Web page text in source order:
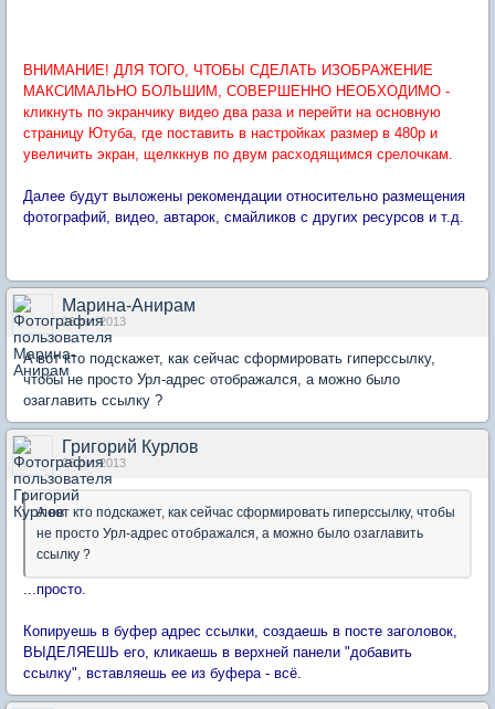
ВНИМАНИЕ! ДЛЯ ТОГО, ЧТОБЫ СДЕЛАТЬ ИЗОБРАЖЕНИЕ
МАКСИМАЛЬНО БОЛЬШИМ, СОВЕРШЕННО НЕОБХОДИМО -
кликнуть по экранчику видео два раза и перейти на основную
страницу Ютуба, где поставить в настройках размер в 480p и
увеличить экран, щелккнув по двум расходящимся срелочкам.
Далее будут выложены рекомендации относительно размещения
фотографий, видео, автарок, смайликов с других ресурсов и т.д.
Марина-Анирам
26 окт 2013
А вот кто подскажет, как сейчас сформировать гиперссылку,
чтобы не просто Урл-адрес отображался, а можно было
озаглавить ссылку ?
Григорий Курлов
26 окт 2013
А вот кто подскажет, как сейчас сформировать гиперссылку, чтобы
не просто Урл-адрес отображался, а можно было озаглавить
ссылку ?
...просто.
Копируешь в буфер адрес ссылки, создаешь в посте заголовок,
ВЫДЕЛЯЕШЬ его, кликаешь в верхней панели "добавить
ссылку", вставляешь ее из буфера - всё.